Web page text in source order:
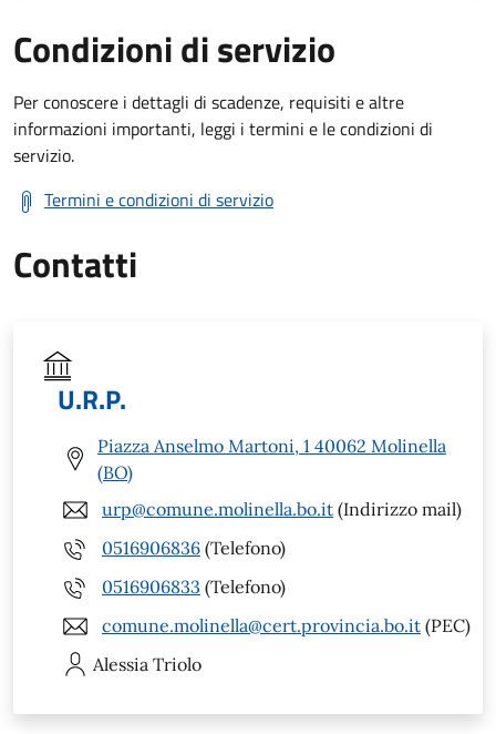
Condizioni di servizio
Per conoscere i dettagli di scadenze, requisiti e altre
informazioni importanti, leggi i termini e le condizioni di
servizio.
Termini e condizioni di servizio
Contatti
U.R.P.
Piazza Anselmo Martoni, 1 40062 Molinella
(BO)
urp@comune.molinella.bo.it (Indirizzo mail)
0516906836 (Telefono)
0516906833 (Telefono)
comune.molinella@cert.provincia.bo.it (PEC)
Alessia Triolo